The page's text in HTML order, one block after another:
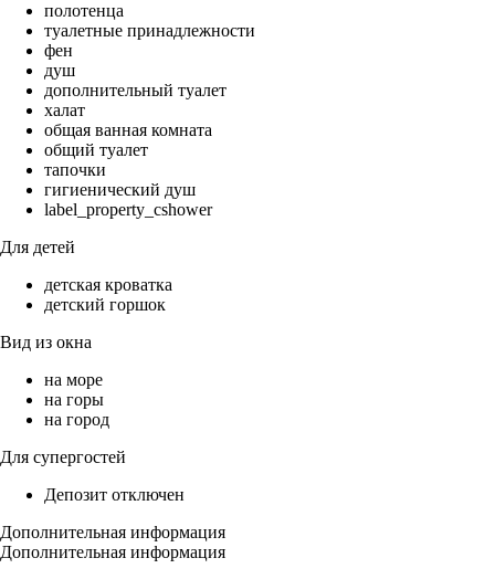
полотенца
туалетные принадлежности
фен
душ
дополнительный туалет
халат
общая ванная комната
общий туалет
тапочки
гигиенический душ
label_property_cshower
Для детей
детская кроватка
детский горшок
Вид из окна
на море
на горы
на город
Для супергостей
Депозит отключен
Дополнительная информация
Дополнительная информация